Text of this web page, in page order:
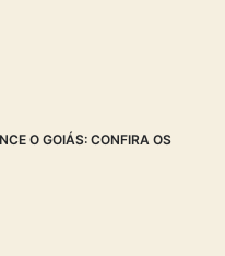
O GOIÁS: CONFIRA OS